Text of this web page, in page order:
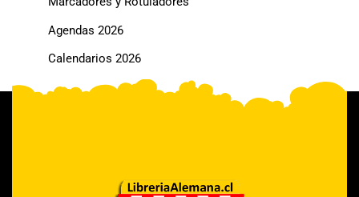
Agendas 2026
Calendarios 2026